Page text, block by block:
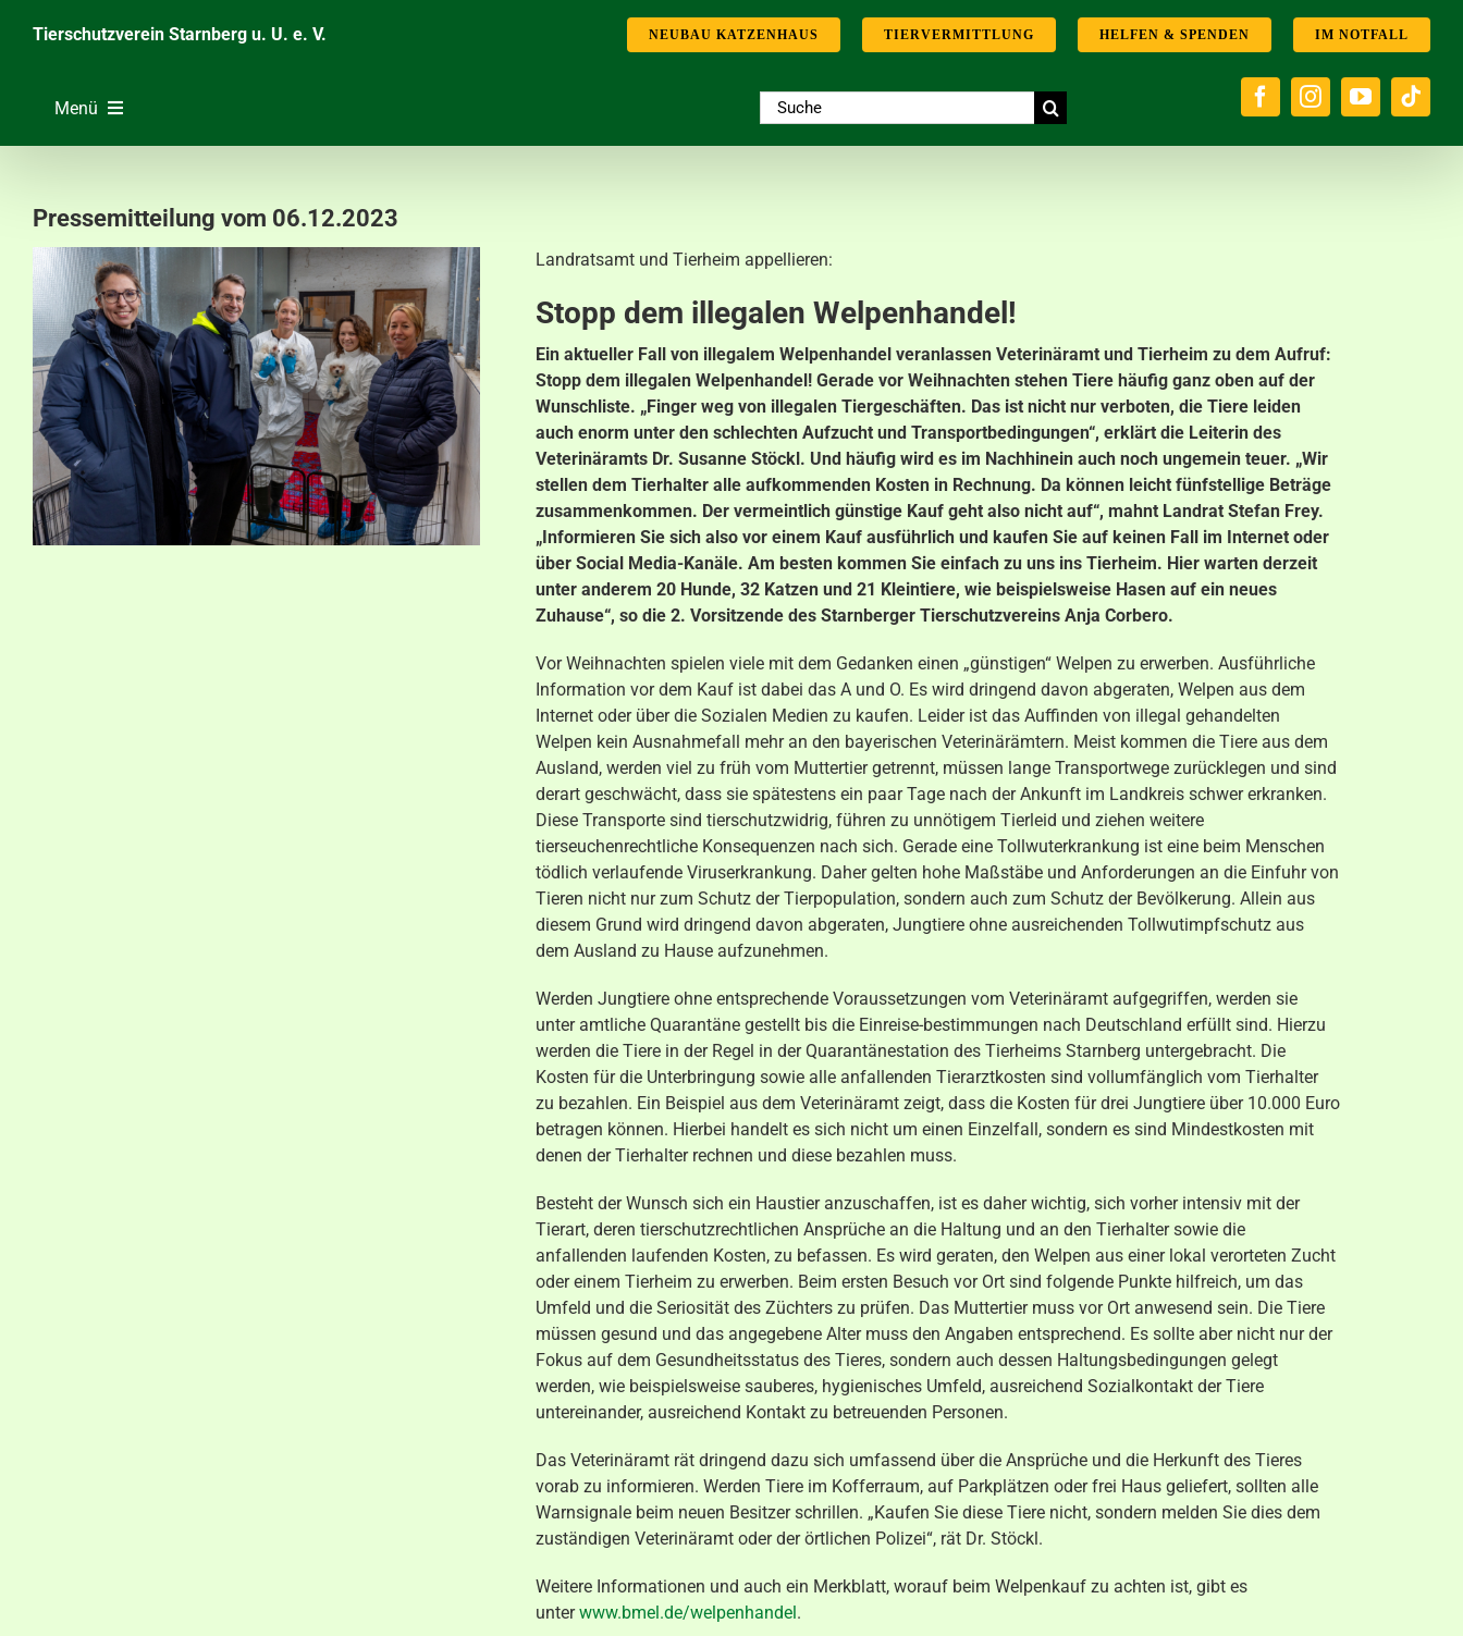
InhaltTierschutzverein Starnberg u. U. e. V. NEUBAU KATZENHAUS TIERVERMITTLUNG HELFEN & SPENDEN IM NOTFALL
Menü
Unsere Tiere
Über das Tierheim
Helfen & Spenden
Der Verein
Ratgeber & Service
Aktuelles
Kontakt
Suche
nach:
Pressemitteilung vom 06.12.2023
Landratsamt und Tierheim appellieren:
Stopp dem illegalen Welpenhandel!
Ein aktueller Fall von illegalem Welpenhandel veranlassen Veterinäramt und Tierheim zu dem Aufruf:
Stopp dem illegalen Welpenhandel! Gerade vor Weihnachten stehen Tiere häufig ganz oben auf der
Wunschliste. „Finger weg von illegalen Tiergeschäften. Das ist nicht nur verboten, die Tiere leiden
auch enorm unter den schlechten Aufzucht und Transportbedingungen“, erklärt die Leiterin des
Veterinäramts Dr. Susanne Stöckl. Und häufig wird es im Nachhinein auch noch ungemein teuer. „Wir
stellen dem Tierhalter alle aufkommenden Kosten in Rechnung. Da können leicht fünfstellige Beträge
zusammenkommen. Der vermeintlich günstige Kauf geht also nicht auf“, mahnt Landrat Stefan Frey.
„Informieren Sie sich also vor einem Kauf ausführlich und kaufen Sie auf keinen Fall im Internet oder
über Social Media-Kanäle. Am besten kommen Sie einfach zu uns ins Tierheim. Hier warten derzeit
unter anderem 20 Hunde, 32 Katzen und 21 Kleintiere, wie beispielsweise Hasen auf ein neues
Zuhause“, so die 2. Vorsitzende des Starnberger Tierschutzvereins Anja Corbero.
Vor Weihnachten spielen viele mit dem Gedanken einen „günstigen“ Welpen zu erwerben. Ausführliche
Information vor dem Kauf ist dabei das A und O. Es wird dringend davon abgeraten, Welpen aus dem
Internet oder über die Sozialen Medien zu kaufen. Leider ist das Auffinden von illegal gehandelten
Welpen kein Ausnahmefall mehr an den bayerischen Veterinärämtern. Meist kommen die Tiere aus dem
Ausland, werden viel zu früh vom Muttertier getrennt, müssen lange Transportwege zurücklegen und sind
derart geschwächt, dass sie spätestens ein paar Tage nach der Ankunft im Landkreis schwer erkranken.
Diese Transporte sind tierschutzwidrig, führen zu unnötigem Tierleid und ziehen weitere
tierseuchenrechtliche Konsequenzen nach sich. Gerade eine Tollwuterkrankung ist eine beim Menschen
tödlich verlaufende Viruserkrankung. Daher gelten hohe Maßstäbe und Anforderungen an die Einfuhr von
Tieren nicht nur zum Schutz der Tierpopulation, sondern auch zum Schutz der Bevölkerung. Allein aus
diesem Grund wird dringend davon abgeraten, Jungtiere ohne ausreichenden Tollwutimpfschutz aus
dem Ausland zu Hause aufzunehmen.
Werden Jungtiere ohne entsprechende Voraussetzungen vom Veterinäramt aufgegriffen, werden sie
unter amtliche Quarantäne gestellt bis die Einreise-bestimmungen nach Deutschland erfüllt sind. Hierzu
werden die Tiere in der Regel in der Quarantänestation des Tierheims Starnberg untergebracht. Die
Kosten für die Unterbringung sowie alle anfallenden Tierarztkosten sind vollumfänglich vom Tierhalter
zu bezahlen. Ein Beispiel aus dem Veterinäramt zeigt, dass die Kosten für drei Jungtiere über 10.000 Euro
betragen können. Hierbei handelt es sich nicht um einen Einzelfall, sondern es sind Mindestkosten mit
denen der Tierhalter rechnen und diese bezahlen muss.
Besteht der Wunsch sich ein Haustier anzuschaffen, ist es daher wichtig, sich vorher intensiv mit der
Tierart, deren tierschutzrechtlichen Ansprüche an die Haltung und an den Tierhalter sowie die
anfallenden laufenden Kosten, zu befassen. Es wird geraten, den Welpen aus einer lokal verorteten Zucht
oder einem Tierheim zu erwerben. Beim ersten Besuch vor Ort sind folgende Punkte hilfreich, um das
Umfeld und die Seriosität des Züchters zu prüfen. Das Muttertier muss vor Ort anwesend sein. Die Tiere
müssen gesund und das angegebene Alter muss den Angaben entsprechend. Es sollte aber nicht nur der
Fokus auf dem Gesundheitsstatus des Tieres, sondern auch dessen Haltungsbedingungen gelegt
werden, wie beispielsweise sauberes, hygienisches Umfeld, ausreichend Sozialkontakt der Tiere
untereinander, ausreichend Kontakt zu betreuenden Personen.
Das Veterinäramt rät dringend dazu sich umfassend über die Ansprüche und die Herkunft des Tieres
vorab zu informieren. Werden Tiere im Kofferraum, auf Parkplätzen oder frei Haus geliefert, sollten alle
Warnsignale beim neuen Besitzer schrillen. „Kaufen Sie diese Tiere nicht, sondern melden Sie dies dem
zuständigen Veterinäramt oder der örtlichen Polizei“, rät Dr. Stöckl.
Weitere Informationen und auch ein Merkblatt, worauf beim Welpenkauf zu achten ist, gibt es
unterwww.bmel.de/welpenhandel.